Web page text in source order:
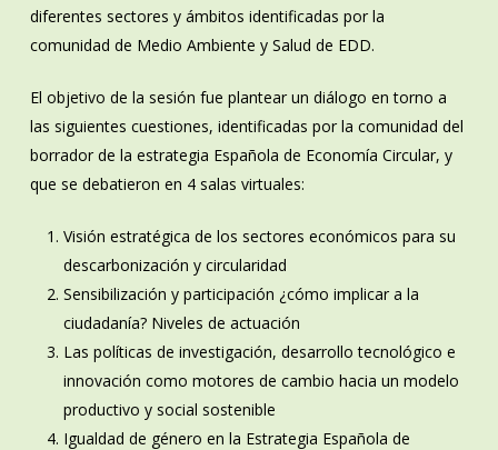
diferentes sectores y ámbitos identificadas por la
comunidad de Medio Ambiente y Salud de EDD.
El objetivo de la sesión fue plantear un diálogo en torno a
las siguientes cuestiones, identificadas por la comunidad del
borrador de la estrategia Española de Economía Circular, y
que se debatieron en 4 salas virtuales:
Visión estratégica de los sectores económicos para su
descarbonización y circularidad
Sensibilización y participación ¿cómo implicar a la
ciudadanía? Niveles de actuación
Las políticas de investigación, desarrollo tecnológico e
innovación como motores de cambio hacia un modelo
productivo y social sostenible
Igualdad de género en la Estrategia Española de